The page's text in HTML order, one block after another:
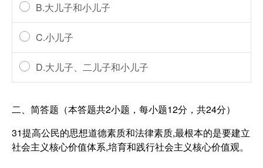
B.大儿子和小儿子
C.小儿子
D.大儿子、二儿子和小儿子
二、简答题（本答题共2小题，每小题12分，共24分）
31提高公民的思想道德素质和法律素质,最根本的是要建立
社会主义核心价值体系,培育和践行社会主义核心价值观。